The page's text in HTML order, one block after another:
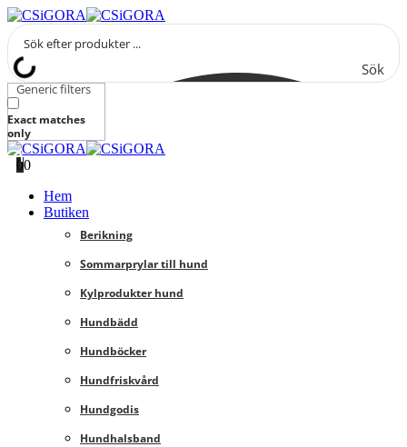
Sök
Generic filters
Exact matches
only
00
Hem
Butiken
Berikning
Sommarprylar till hund
Kylprodukter hund
Hundbädd
Hundböcker
Hundfriskvård
Hundgodis
Hundhalsband